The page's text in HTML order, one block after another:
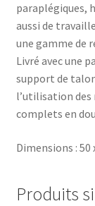
paraplégiques,
aussi de
une gamme de
Livré avec une
support de
l’utilisation des
complets en
Dimensions : 50
Produits